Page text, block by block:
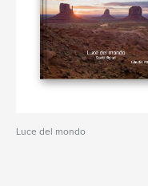
Luce del mondo